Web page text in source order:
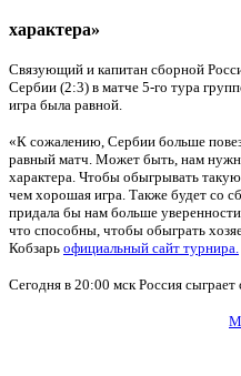
характера»
Связующий и капитан сборной
Сербии (2:3) в матче 5-го тура
игра была равной.
«К сожалению, Сербии больше
равный матч. Может быть, нам
характера. Чтобы обыгрывать
чем хорошая игра. Также будет со
придала бы нам больше
что способны, чтобы обыграть
Кобзарь официальный сайт турнира.
Сегодня в 20:00 мск Россия сыграет